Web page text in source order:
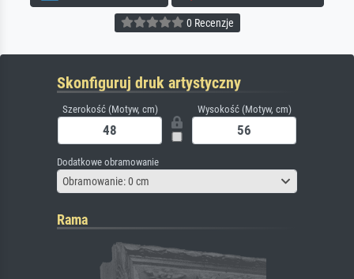
0 Recenzje
Skonfiguruj druk artystyczny
Szerokość (Motyw, cm) Wysokość (Motyw, cm)
Dodatkowe obramowanie
Obramowanie: 0 cm
Rama